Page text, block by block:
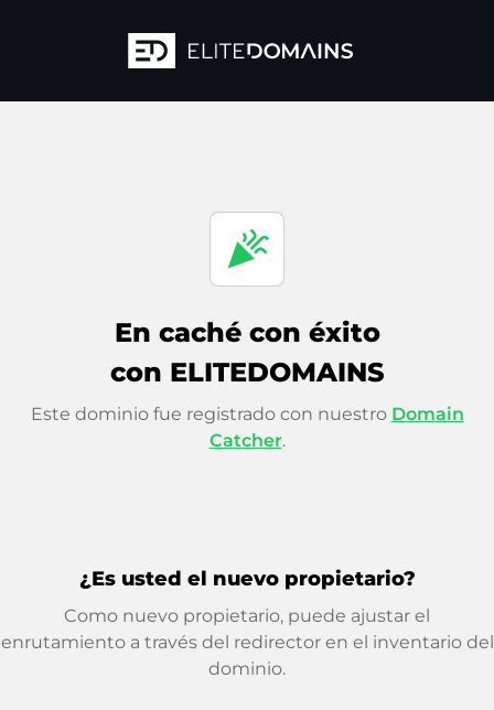
celebration
En caché con éxito
con ELITEDOMAINS
Este dominio fue registrado con nuestro Domain
Catcher.
¿Es usted el nuevo propietario?
Como nuevo propietario, puede ajustar el
enrutamiento a través del redirector en el inventario del
dominio.